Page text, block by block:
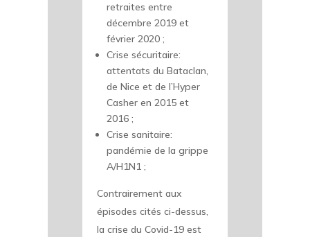
retraites entre
décembre 2019 et
février 2020 ;
Crise sécuritaire:
attentats du Bataclan,
de Nice et de l’Hyper
Casher en 2015 et
2016 ;
Crise sanitaire:
pandémie de la grippe
A/H1N1 ;
Contrairement aux
épisodes cités ci-dessus,
la crise du Covid-19 est